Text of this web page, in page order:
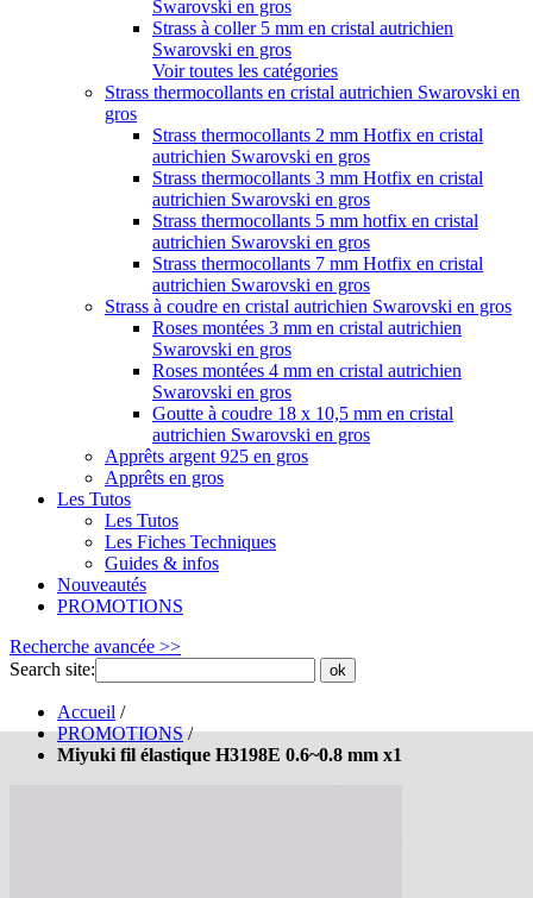
Swarovski en gros
Strass à coller 5 mm en cristal autrichien
Swarovski en gros
Voir toutes les catégories
Strass thermocollants en cristal autrichien Swarovski en
gros
Strass thermocollants 2 mm Hotfix en cristal
autrichien Swarovski en gros
Strass thermocollants 3 mm Hotfix en cristal
autrichien Swarovski en gros
Strass thermocollants 5 mm hotfix en cristal
autrichien Swarovski en gros
Strass thermocollants 7 mm Hotfix en cristal
autrichien Swarovski en gros
Strass à coudre en cristal autrichien Swarovski en gros
Roses montées 3 mm en cristal autrichien
Swarovski en gros
Roses montées 4 mm en cristal autrichien
Swarovski en gros
Goutte à coudre 18 x 10,5 mm en cristal
autrichien Swarovski en gros
Apprêts argent 925 en gros
Apprêts en gros
Les Tutos
Les Tutos
Les Fiches Techniques
Guides & infos
Nouveautés
PROMOTIONS
Recherche avancée >>
Search site:
ok
Accueil /
PROMOTIONS /
Miyuki fil élastique H3198E 0.6~0.8 mm x1